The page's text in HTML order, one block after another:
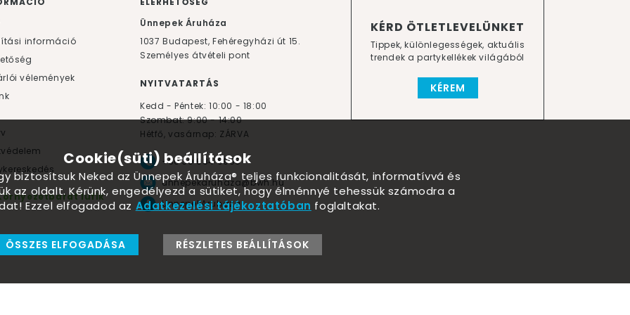
KÉRD ÖTLETLEVELÜNKET
Tippek, különlegességek, aktuális
trendek a partykellékek világából
KÉREM
információ
vélemények
lufik
Ünnepek Áruháza
1037 Budapest, Fehéregyházi út 15.
Személyes átvételi pont
NYITVATARTÁS
Kedd - Péntek: 10:00 - 18:00
Szombat: 9:00 - 14:00
Hétfő, vasárnap: ZÁRVA
+36 30 984 6955
unnepekaruhaza@bwh.hu
UnnepekAruhaza
Cookie(süti) beállítások
biztosítsuk Neked az Ünnepek Áruháza® teljes funkcionalitását, informatívvá és
az oldalt. Kérünk, engedélyezd a sütiket, hogy élménnyé tehessük számodra a
Ezzel elfogadod az Adatkezelési tájékoztatóban foglaltakat.
ÖSSZES ELFOGADÁSA RÉSZLETES BEÁLLÍTÁSOK